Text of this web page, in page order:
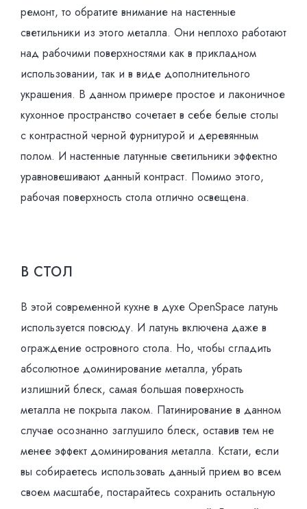
ремонт, то обратите внимание на настенные
светильники из этого металла. Они неплохо работают
над рабочими поверхностями как в прикладном
использовании, так и в виде дополнительного
украшения. В данном примере простое и лаконичное
кухонное пространство сочетает в себе белые столы
с контрастной черной фурнитурой и деревянным
полом. И настенные латунные светильники эффектно
уравновешивают данный контраст. Помимо этого,
рабочая поверхность стола отлично освещена.
В СТОЛ
В этой современной кухне в духе OpenSpace латунь
используется повсюду. И латунь включена даже в
ограждение островного стола. Но, чтобы сгладить
абсолютное доминирование металла, убрать
излишний блеск, самая большая поверхность
металла не покрыта лаком. Патинирование в данном
случае осознанно заглушило блеск, оставив тем не
менее эффект доминирования металла. Кстати, если
вы собираетесь использовать данный прием во всем
своем масштабе, постарайтесь сохранить остальную